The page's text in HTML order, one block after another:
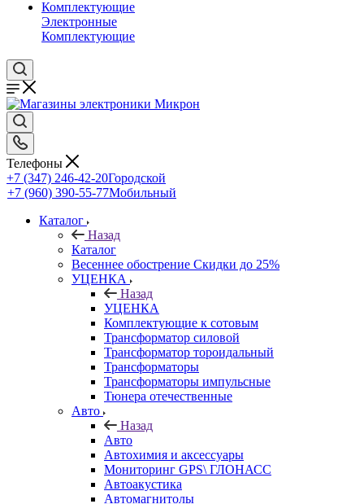
Электронные
Комплектующие
Телефоны
+7 (347) 246-42-20Городской
+7 (960) 390-55-77Мобильный
Каталог
Назад
Каталог
Весеннее обострение Скидки до 25%
УЦЕНКА
Назад
УЦЕНКА
Комплектующие к сотовым
Трансформатор силовой
Трансформатор тороидальный
Трансформаторы
Трансформаторы импульсные
Тюнера отечественные
Авто
Назад
Авто
Автохимия и аксессуары
Мониторинг GPS\ ГЛОНАСС
Автоакустика
Автомагнитолы